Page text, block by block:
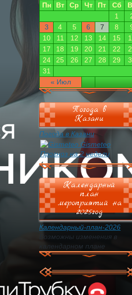
Пн
Вт Ср Чт Пт Сб
« Июл
1
3
4 5 6 7 8
10
11 12 13 14 15
17
18 19 20 21 22
24
25 26 27 28 29
31
Погода в
Казани
Погода в Казани
Gismeteo
Прогноз на 2 недели
Календарный
план
мероприятий на
2025год
Календарный-план-2026
Возможны изменения в
календарном плане